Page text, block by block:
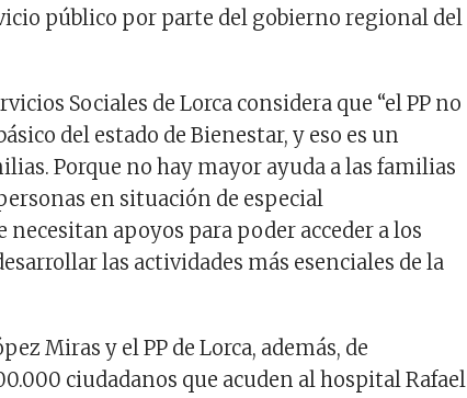
público por parte del gobierno regional del
Sociales de Lorca considera que “el PP no
del estado de Bienestar, y eso es un
Porque no hay mayor ayuda a las familias
en situación de especial
apoyos para poder acceder a los
las actividades más esenciales de la
Miras y el PP de Lorca, además, de
ciudadanos que acuden al hospital Rafael